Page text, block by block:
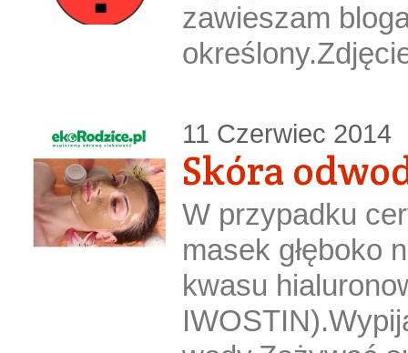
zawieszam
11 Czerwiec 2014
Skóra
W przypadku
masek głęboko
kwasu